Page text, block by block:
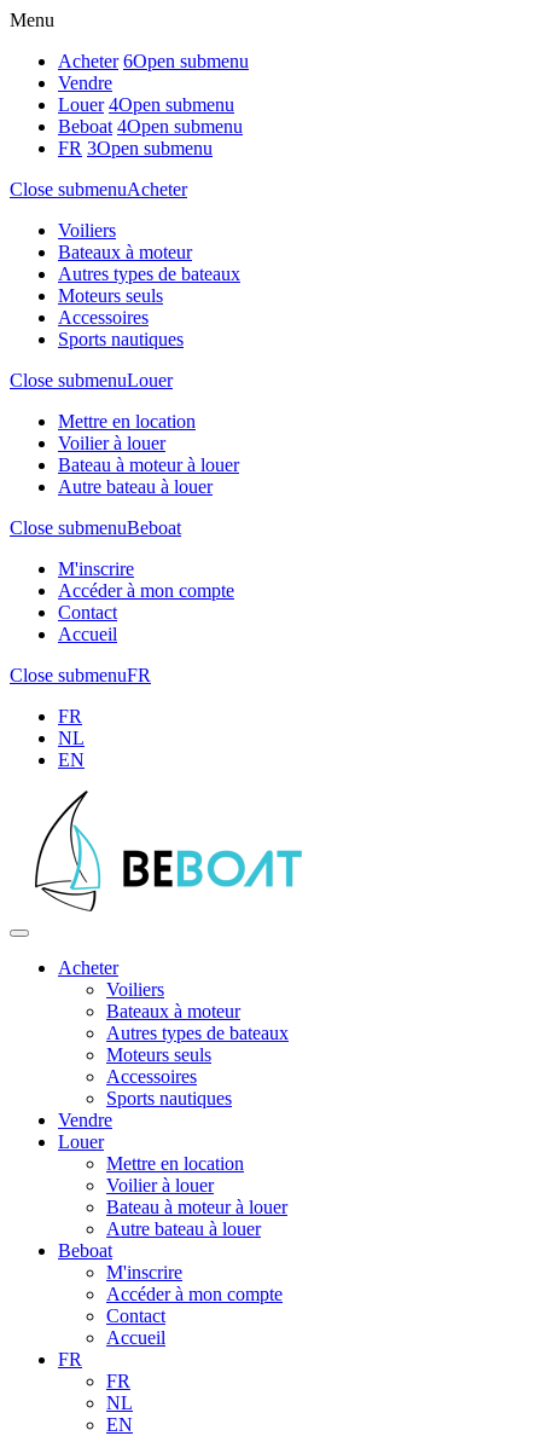
Menu
Acheter 6Open submenu
Vendre
Louer 4Open submenu
Beboat 4Open submenu
FR 3Open submenu
Close submenuAcheter
Voiliers
Bateaux à moteur
Autres types de bateaux
Moteurs seuls
Accessoires
Sports nautiques
Close submenuLouer
Mettre en location
Voilier à louer
Bateau à moteur à louer
Autre bateau à louer
Close submenuBeboat
M'inscrire
Accéder à mon compte
Contact
Accueil
Close submenuFR
FR
NL
EN
Acheter
Voiliers
Bateaux à moteur
Autres types de bateaux
Moteurs seuls
Accessoires
Sports nautiques
Vendre
Louer
Mettre en location
Voilier à louer
Bateau à moteur à louer
Autre bateau à louer
Beboat
M'inscrire
Accéder à mon compte
Contact
Accueil
FR
FR
NL
EN